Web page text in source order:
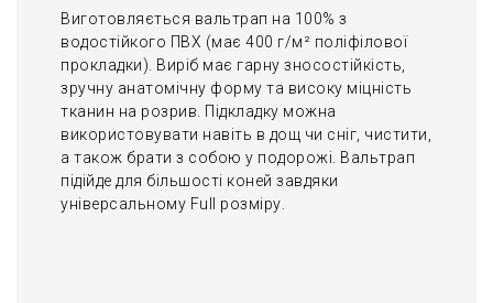
Виготовляється вальтрап на 100% з
водостійкого ПВХ (має 400 г/м² поліфілової
прокладки). Виріб має гарну зносостійкість,
зручну анатомічну форму та високу міцність
тканин на розрив. Підкладку можна
використовувати навіть в дощ чи сніг, чистити,
а також брати з собою у подорожі. Вальтрап
підійде для більшості коней завдяки
універсальному Full розміру.